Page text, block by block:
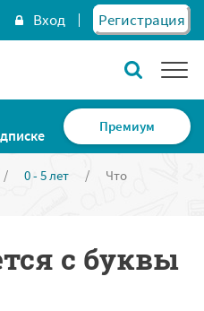
Вход Регистрация
Премиум
/ 0 - 5 лет /
Что
с буквы